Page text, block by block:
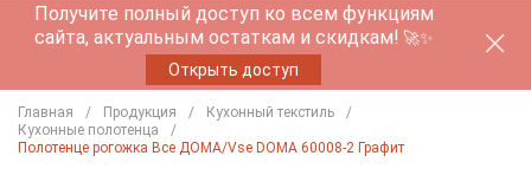
Получите полный доступ ко всем функциям
сайта, актуальным остаткам и скидкам! 🚀✨
Открыть доступ
Главная Продукция
Кухонный текстиль
Кухонные полотенца
Полотенце рогожка Все ДОМА/Vse DOMA 60008-2 Графит